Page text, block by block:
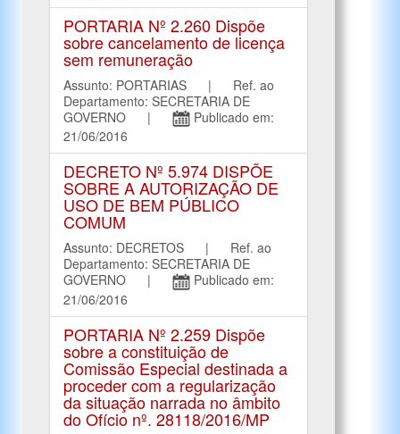
PORTARIA Nº 2.260 Dispõe
sobre cancelamento de licença
sem remuneração
Assunto: PORTARIAS | Ref. ao
Departamento: SECRETARIA DE
GOVERNO |
Publicado em:
21/06/2016
DECRETO Nº 5.974 DISPÕE
SOBRE A AUTORIZAÇÃO DE
USO DE BEM PÚBLICO
COMUM
Assunto: DECRETOS | Ref. ao
Departamento: SECRETARIA DE
GOVERNO |
Publicado em:
21/06/2016
PORTARIA Nº 2.259 Dispõe
sobre a constituição de
Comissão Especial destinada a
proceder com a regularização
da situação narrada no âmbito
do Ofício nº. 28118/2016/MP